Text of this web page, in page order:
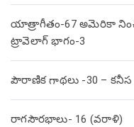
యాత్రాగీతం-67 అమెరికా నించి
ట్రావెలాగ్ భాగం-3
పౌరాణిక గాథలు -30 – కనీస
రాగసౌరభాలు- 16 (వరాళి)